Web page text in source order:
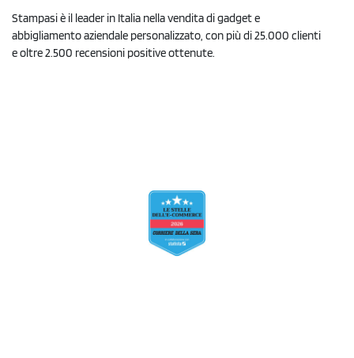
Stampasi è il leader in Italia nella vendita di gadget e
abbigliamento aziendale personalizzato, con più di 25.000 clienti
e oltre 2.500 recensioni positive ottenute.